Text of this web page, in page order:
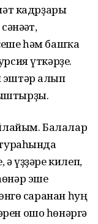
кадрҙары
һәм башҡа
үткәрҙе.
эштәр алып
Балалар
үҙҙәре килеп,
эше
саранан һуң
ошо һөнәргә